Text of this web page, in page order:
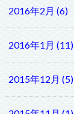
2016年2月 (6)
2016年1月 (11)
2015年12月 (5)